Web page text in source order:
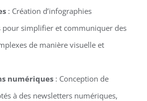
: Création d’infographies
pour simplifier et communiquer des
de manière visuelle et
numériques: Conception de
à des newsletters numériques,